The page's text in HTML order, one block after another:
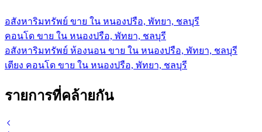
อสังหาริมทรัพย์ ขาย ใน หนองปรือ, พัทยา, ชลบุรี
คอนโด ขาย ใน หนองปรือ, พัทยา, ชลบุรี
อสังหาริมทรัพย์ ห้องนอน ขาย ใน หนองปรือ, พัทยา, ชลบุรี
เตียง คอนโด ขาย ใน หนองปรือ, พัทยา, ชลบุรี
รายการที่คล้ายกัน